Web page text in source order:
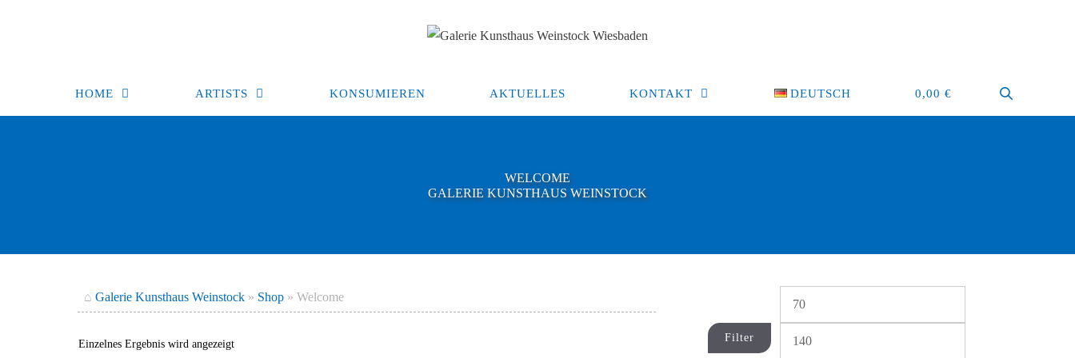
HOME ARTISTS KONSUMIEREN AKTUELLES KONTAKT DEUTSCH 0,00€
WELCOME
GALERIE KUNSTHAUS WEINSTOCK
⌂ Galerie Kunsthaus Weinstock » Shop » Welcome
Einzelnes Ergebnis wird angezeigt
Min.
Preis
Filter